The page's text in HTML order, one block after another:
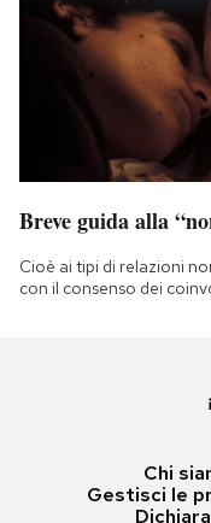
Breve guida alla
Cioè ai tipi di relazioni
con il consenso dei
Chi
Gestisci le